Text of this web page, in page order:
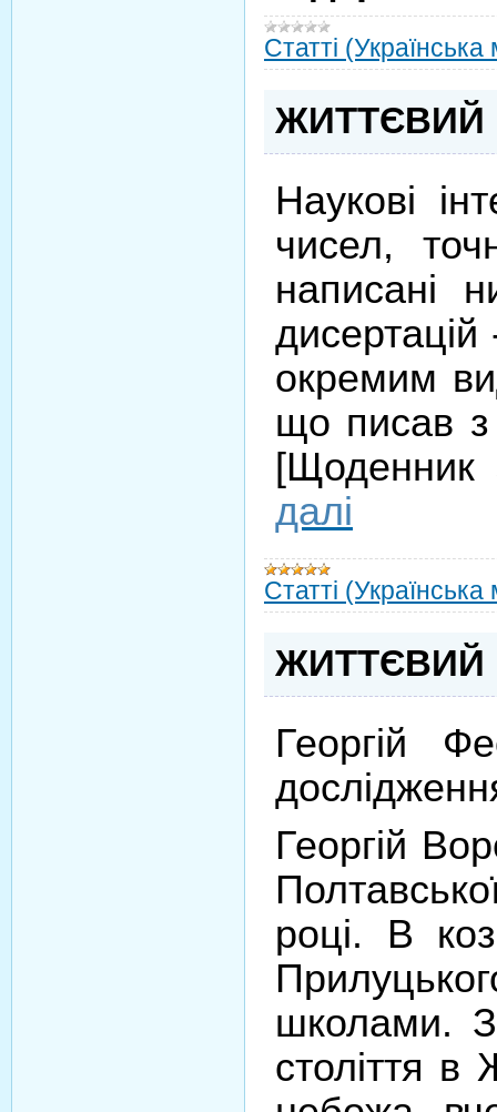
Статті
ЖИТТЄВИЙ
Наукові
чисел,
написані
дисертацій
окремим
що писав з
[Щоденник
далі
Статті
ЖИТТЄВИЙ
Георгій
Георгій
році. В
школами.
століття в